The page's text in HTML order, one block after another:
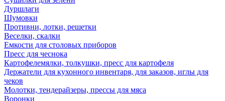
Дуршлаги
Шумовки
Противни, лотки, решетки
Веселки, скалки
Емкости для столовых приборов
Пресс для чеснока
Картофелемялки, толкушки, пресс для картофеля
Держатели для кухонного инвентаря, для заказов, иглы для
чеков
Молотки, тендерайзеры, прессы для мяса
Воронки